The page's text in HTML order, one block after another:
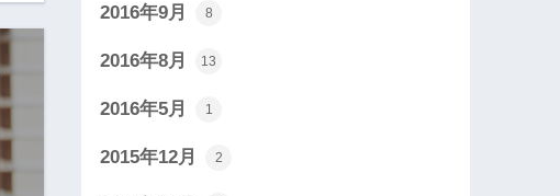
2016年9月 8
2016年8月 13
2016年5月 1
2015年12月 2